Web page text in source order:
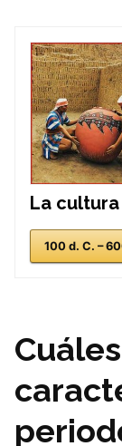
La
100 d. C. –